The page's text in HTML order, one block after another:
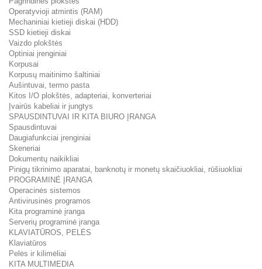
Operatyvioji atmintis (RAM)
Mechaniniai kietieji diskai (HDD)
SSD kietieji diskai
Vaizdo plokštės
Optiniai įrenginiai
Korpusai
Korpusų maitinimo šaltiniai
Aušintuvai, termo pasta
Kitos I/O plokštės, adapteriai, konverteriai
Įvairūs kabeliai ir jungtys
SPAUSDINTUVAI IR KITA BIURO ĮRANGA
Spausdintuvai
Daugiafunkciai įrenginiai
Skeneriai
Dokumentų naikikliai
Pinigų tikrinimo aparatai, banknotų ir monetų skaičiuokliai, rūšiuokliai
PROGRAMINĖ ĮRANGA
Operacinės sistemos
Antivirusinės programos
Kita programinė įranga
Serverių programinė įranga
KLAVIATŪROS, PELĖS
Klaviatūros
Pelės ir kilimėliai
KITA MULTIMEDIA